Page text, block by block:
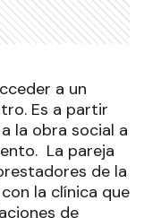
a un
Es a partir
la obra social a
La pareja
de la
la clínica que
de